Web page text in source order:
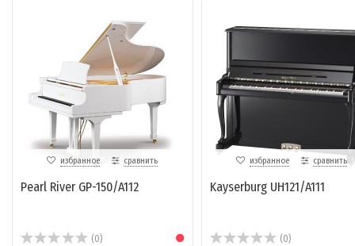
избранное сравнить
Pearl River GP-150/A112
(0)
избранное сравнить
Kayserburg UH121/A111
(0)